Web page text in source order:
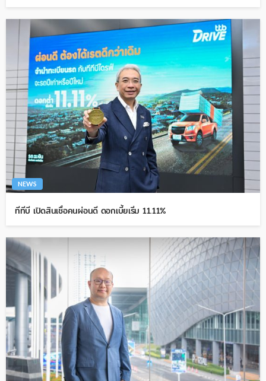
NEWS
ทีทีบี เปิดสินเชื่อคนผ่อนดี ดอกเบี้ยเริ่ม 11.11%